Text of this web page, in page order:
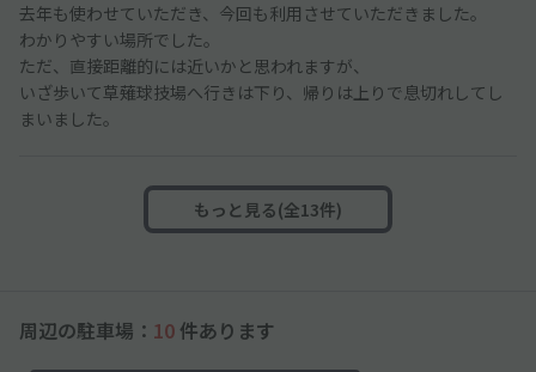
去年も使わせていただき、今回も利用させていただきました。
わかりやすい場所でした。
ただ、直接距離的には近いかと思われますが、
いざ歩いて草薙球技場へ行きは下り、帰りは上りで息切れしてし
まいました。
もっと見る(全13件)
周辺の駐車場： 10 件あります